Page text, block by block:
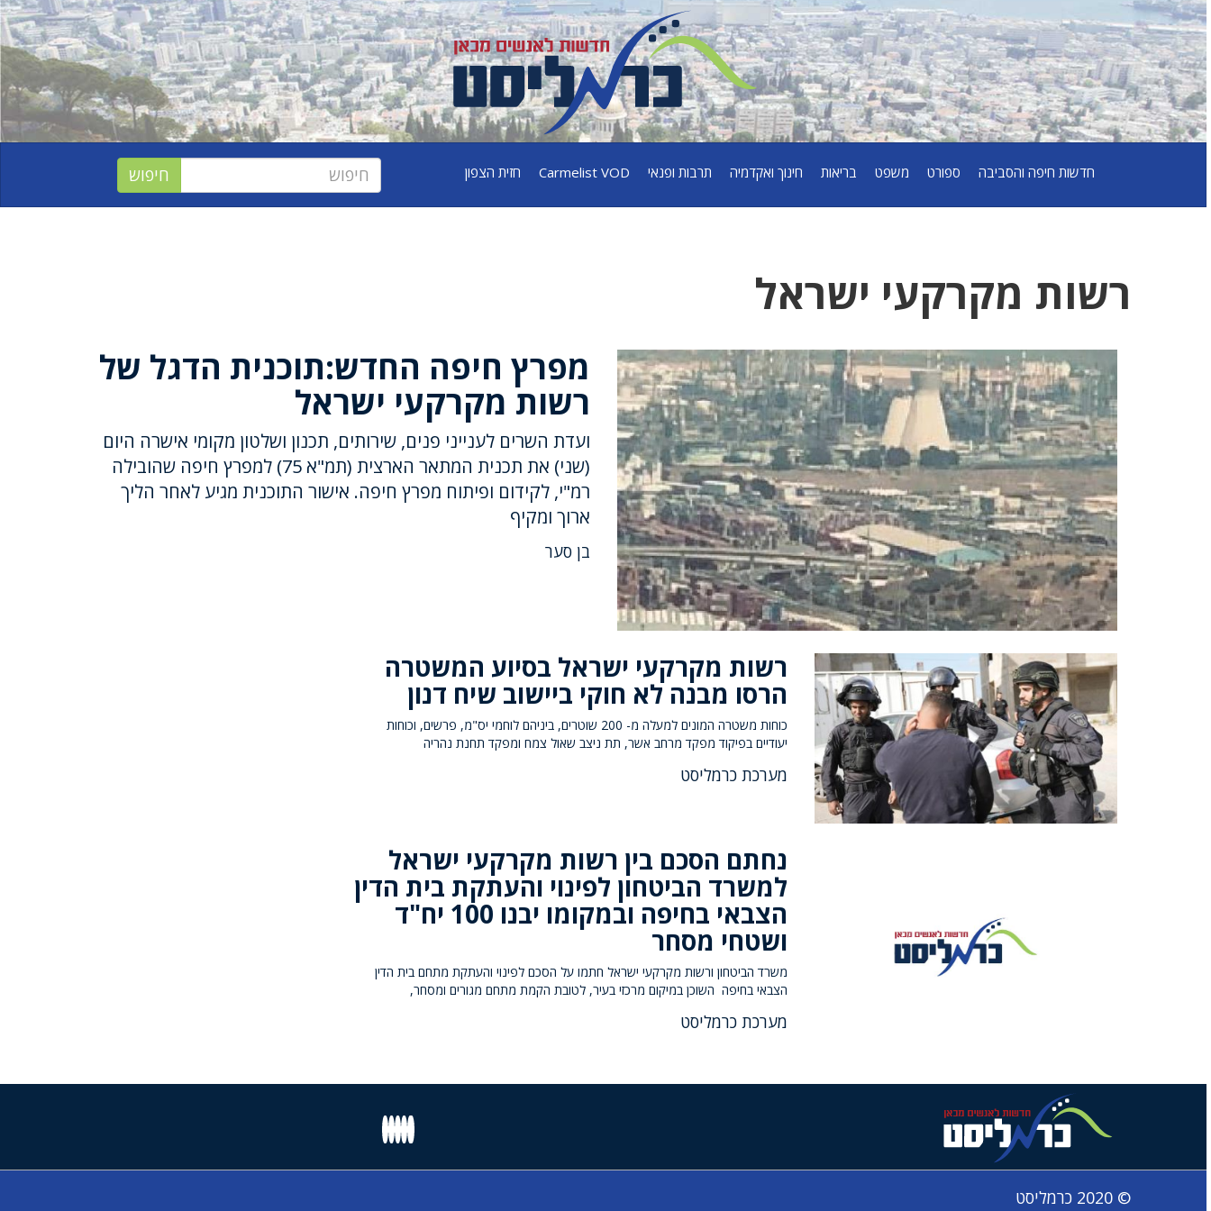
חדשות חיפה והסביבה ספורט משפט בריאות חינוך ואקדמיה תרבות ופנאי Carmelist VOD חזית הצפון
רשות מקרקעי ישראל
מפרץ חיפה החדש:תוכנית הדגל של
רשות מקרקעי ישראל
ועדת השרים לענייני פנים, שירותים, תכנון ושלטון מקומי אישרה היום
(שני) את תכנית המתאר הארצית (תמ"א 75) למפרץ חיפה שהובילה
רמ"י, לקידום ופיתוח מפרץ חיפה. אישור התוכנית מגיע לאחר הליך
ארוך ומקיף
בן סער
רשות מקרקעי ישראל בסיוע המשטרה
הרסו מבנה לא חוקי ביישוב שיח דנון
כוחות משטרה המונים למעלה מ- 200 שוטרים, ביניהם לוחמי יס"מ, פרשים, וכוחות
יעודיים בפיקוד מפקד מרחב אשר, תת ניצב שאול צמח ומפקד תחנת נהריה
מערכת כרמליסט
נחתם הסכם בין רשות מקרקעי ישראל
למשרד הביטחון לפינוי והעתקת בית הדין
הצבאי בחיפה ובמקומו יבנו 100 יח"ד
ושטחי מסחר
משרד הביטחון ורשות מקרקעי ישראל חתמו על הסכם לפינוי והעתקת מתחם בית הדין
הצבאי בחיפה השוכן במיקום מרכזי בעיר, לטובת הקמת מתחם מגורים ומסחר,
מערכת כרמליסט
© 2020 כרמליסט